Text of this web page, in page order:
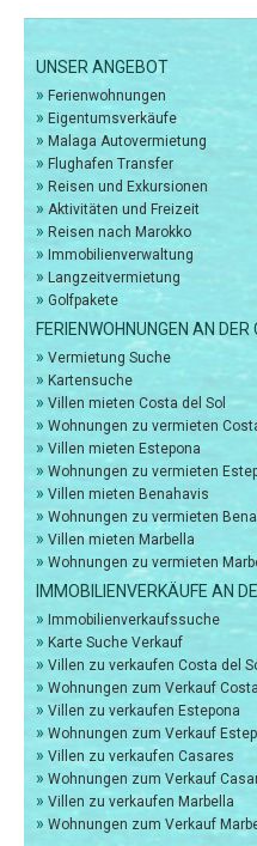
UNSER ANGEBOT
» Ferienwohnungen
» Eigentumsverkäufe
» Malaga Autovermietung
» Flughafen Transfer
» Reisen und Exkursionen
» Aktivitäten und Freizeit
» Reisen nach Marokko
» Immobilienverwaltung
» Langzeitvermietung
» Golfpakete
FERIENWOHNUNGEN AN DER
» Vermietung Suche
» Kartensuche
» Villen mieten Costa del Sol
» Wohnungen zu vermieten
» Villen mieten Estepona
» Wohnungen zu vermieten
» Villen mieten Benahavis
» Wohnungen zu vermieten
» Villen mieten Marbella
» Wohnungen zu vermieten
IMMOBILIENVERKÄUFE AN
» Immobilienverkaufssuche
» Karte Suche Verkauf
» Villen zu verkaufen Costa del
» Wohnungen zum Verkauf
» Villen zu verkaufen Estepona
» Wohnungen zum Verkauf
» Villen zu verkaufen Casares
» Wohnungen zum Verkauf
» Villen zu verkaufen Marbella
» Wohnungen zum Verkauf